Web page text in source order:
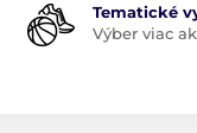
Tematické
Výber viac